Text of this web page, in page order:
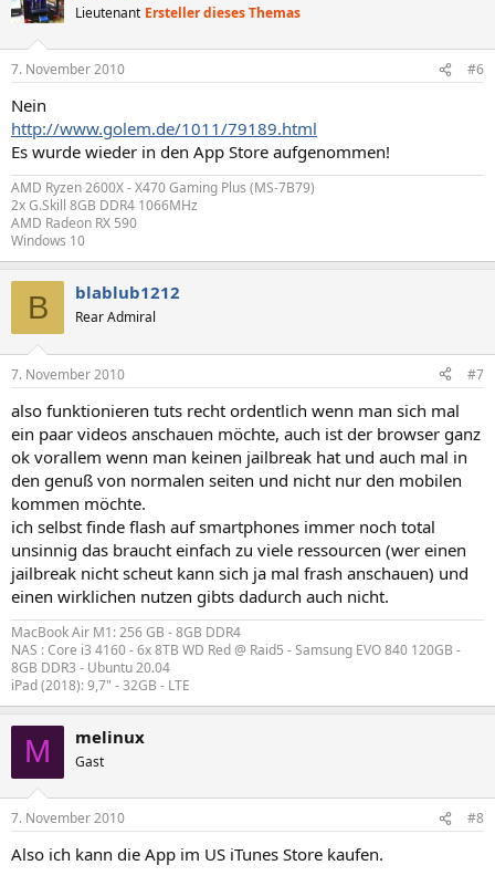
Lieutenant Ersteller dieses Themas
7. November 2010 #6
Nein
http://www.golem.de/1011/79189.html
Es wurde wieder in den App Store aufgenommen!
AMD Ryzen 2600X - X470 Gaming Plus (MS-7B79)
2x G.Skill 8GB DDR4 1066MHz
AMD Radeon RX 590
Windows 10
B blablub1212
Rear Admiral
7. November 2010 #7
also funktionieren tuts recht ordentlich wenn man sich mal
ein paar videos anschauen möchte, auch ist der browser ganz
ok vorallem wenn man keinen jailbreak hat und auch mal in
den genuß von normalen seiten und nicht nur den mobilen
kommen möchte.
ich selbst finde flash auf smartphones immer noch total
unsinnig das braucht einfach zu viele ressourcen (wer einen
jailbreak nicht scheut kann sich ja mal frash anschauen) und
einen wirklichen nutzen gibts dadurch auch nicht.
MacBook Air M1: 256 GB - 8GB DDR4
NAS : Core i3 4160 - 6x 8TB WD Red @ Raid5 - Samsung EVO 840 120GB -
8GB DDR3 - Ubuntu 20.04
iPad (2018): 9,7" - 32GB - LTE
M melinux
Gast
7. November 2010 #8
Also ich kann die App im US iTunes Store kaufen.